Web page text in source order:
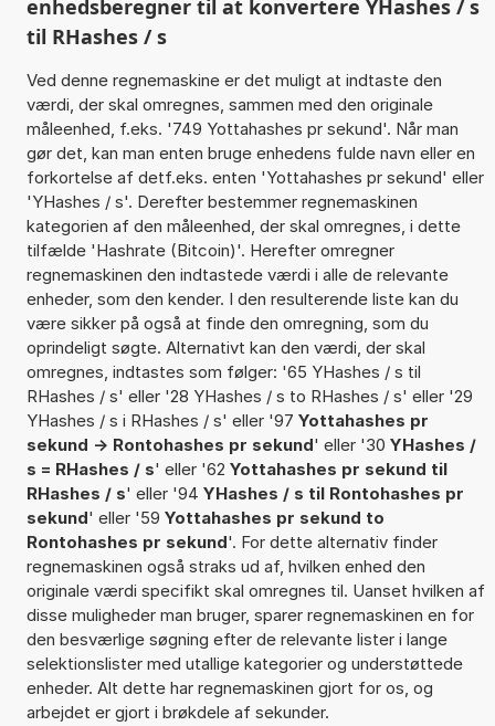
enhedsberegner til at konvertere YHashes / s
til RHashes / s
Ved denne regnemaskine er det muligt at indtaste den
værdi, der skal omregnes, sammen med den originale
måleenhed, f.eks. '749 Yottahashes pr sekund'. Når man
gør det, kan man enten bruge enhedens fulde navn eller en
forkortelse af detf.eks. enten 'Yottahashes pr sekund' eller
'YHashes / s'. Derefter bestemmer regnemaskinen
kategorien af den måleenhed, der skal omregnes, i dette
tilfælde 'Hashrate (Bitcoin)'. Herefter omregner
regnemaskinen den indtastede værdi i alle de relevante
enheder, som den kender. I den resulterende liste kan du
være sikker på også at finde den omregning, som du
oprindeligt søgte. Alternativt kan den værdi, der skal
omregnes, indtastes som følger: '65 YHashes / s til
RHashes / s' eller '28 YHashes / s to RHashes / s' eller '29
YHashes / s i RHashes / s' eller '97 Yottahashes pr
sekund -> Rontohashes pr sekund' eller '30 YHashes /
s = RHashes / s' eller '62 Yottahashes pr sekund til
RHashes / s' eller '94 YHashes / s til Rontohashes pr
sekund' eller '59 Yottahashes pr sekund to
Rontohashes pr sekund'. For dette alternativ finder
regnemaskinen også straks ud af, hvilken enhed den
originale værdi specifikt skal omregnes til. Uanset hvilken af
disse muligheder man bruger, sparer regnemaskinen en for
den besværlige søgning efter de relevante lister i lange
selektionslister med utallige kategorier og understøttede
enheder. Alt dette har regnemaskinen gjort for os, og
arbejdet er gjort i brøkdele af sekunder.